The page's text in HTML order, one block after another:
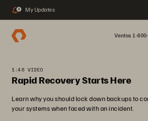
2 My Updates
Ventas 1-
1:46 VIDEO
Rapid Recovery Starts Here
Learn why you should lock down backups to
your systems when faced with an incident.